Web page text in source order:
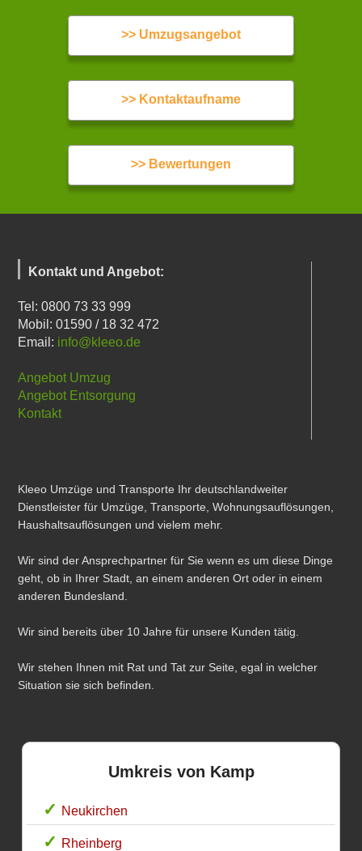
>> Umzugsangebot
>> Kontaktaufname
>> Bewertungen
Kontakt und Angebot:
Tel: 0800 73 33 999
Mobil: 01590 / 18 32 472
Email: info@kleeo.de
Angebot Umzug
Angebot Entsorgung
Kontakt
Kleeo Umzüge und Transporte Ihr deutschlandweiter
Dienstleister für Umzüge, Transporte, Wohnungsauflösungen,
Haushaltsauflösungen und vielem mehr.
Wir sind der Ansprechpartner für Sie wenn es um diese Dinge
geht, ob in Ihrer Stadt, an einem anderen Ort oder in einem
anderen Bundesland.
Wir sind bereits über 10 Jahre für unsere Kunden tätig.
Wir stehen Ihnen mit Rat und Tat zur Seite, egal in welcher
Situation sie sich befinden.
Umkreis von Kamp
Neukirchen
Rheinberg